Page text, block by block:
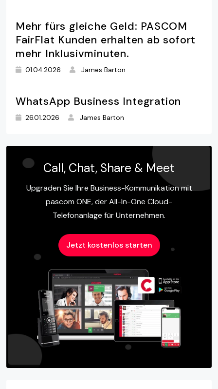
Mehr fürs gleiche Geld: PASCOM
FairFlat Kunden erhalten ab sofort
mehr Inklusivminuten.
01.04.2026 James Barton
WhatsApp Business Integration
26.01.2026 James Barton
Call, Chat, Share & Meet
Upgraden Sie Ihre Business-Kommunikation mit
pascom ONE, der All-In-One Cloud-
Telefonanlage für Unternehmen.
Jetzt kostenlos starten